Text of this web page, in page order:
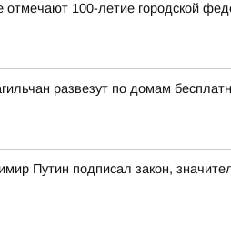
отмечают 100-летие городской
развезут по домам
Путин подписал закон,